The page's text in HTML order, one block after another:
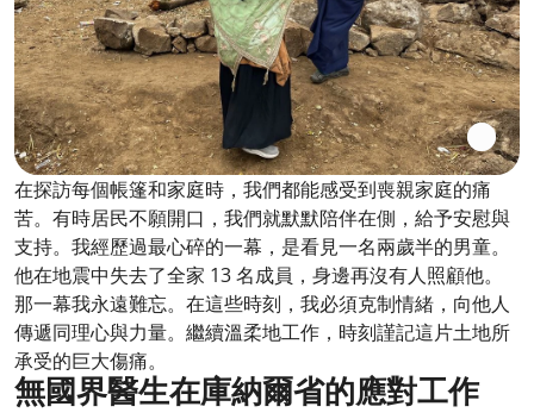
在探訪每個帳篷和家庭時，我們都能感受到喪親家庭的痛
苦。有時居民不願開口，我們就默默陪伴在側，給予安慰與
支持。我經歷過最心碎的一幕，是看見一名兩歲半的男童。
他在地震中失去了全家 13 名成員，身邊再沒有人照顧他。
那一幕我永遠難忘。在這些時刻，我必須克制情緒，向他人
傳遞同理心與力量。繼續溫柔地工作，時刻謹記這片土地所
承受的巨大傷痛。
無國界醫生在庫納爾省的應對工作